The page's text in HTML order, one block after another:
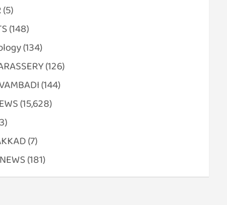
(5)
(148)
(134)
(126)
(144)
(15,628)
(7)
(181)